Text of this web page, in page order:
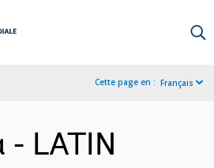
Cette page en : Français
LATIN